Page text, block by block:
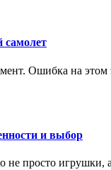
самолет
Ошибка на
и выбор
просто игрушки,